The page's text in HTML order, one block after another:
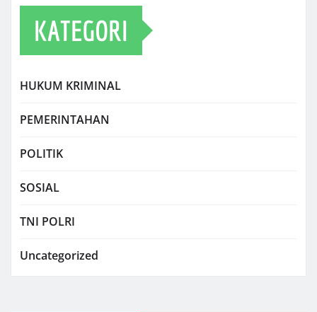
KATEGORI
HUKUM KRIMINAL
PEMERINTAHAN
POLITIK
SOSIAL
TNI POLRI
Uncategorized